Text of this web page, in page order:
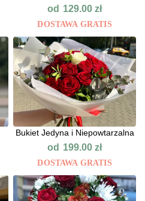
od 129.00zł
DOSTAWA GRATIS
Bukiet Jedyna i Niepowtarzalna
od 199.00zł
DOSTAWA GRATIS